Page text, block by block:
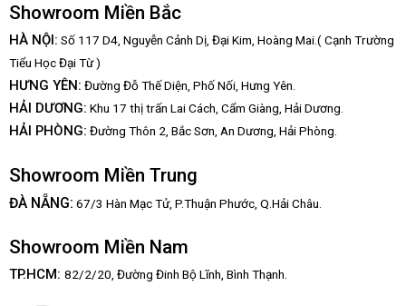
Showroom Miền Bắc
HÀ NỘI: Số 117 D4, Nguyễn Cảnh Dị, Đại Kim, Hoàng Mai.( Cạnh Trường
Tiểu Học Đại Từ )
HƯNG YÊN: Đường Đỗ Thế Diện, Phố Nối, Hưng Yên.
HẢI DƯƠNG: Khu 17 thị trấn Lai Cách, Cẩm Giàng, Hải Dương.
HẢI PHÒNG: Đường Thôn 2, Bắc Sơn, An Dương, Hải Phòng.
Showroom Miền Trung
ĐÀ NẴNG: 67/3 Hàn Mạc Tử, P.Thuận Phước, Q.Hải Châu.
Showroom Miền Nam
TP.HCM: 82/2/20, Đường Đinh Bộ Lĩnh, Bình Thạnh.